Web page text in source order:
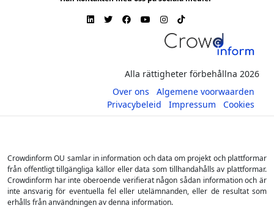
Alla rättigheter förbehållna 2026
Over ons
Algemene voorwaarden
Privacybeleid
Impressum Cookies
Crowdinform OU samlar in information och data om projekt och plattformar
från offentligt tillgängliga källor eller data som tillhandahålls av plattformar.
Crowdinform har inte oberoende verifierat någon sådan information och är
inte ansvarig för eventuella fel eller utelämnanden, eller de resultat som
erhålls från användningen av denna information.